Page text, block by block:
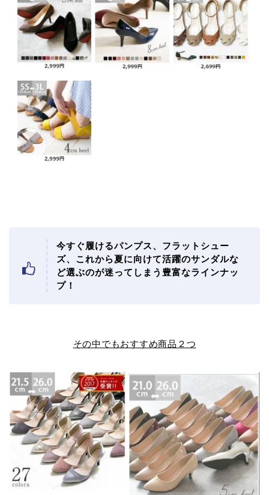
今すぐ履けるパンプス、フラットシュー
ズ、これから夏に向けて活躍のサンダルな
ど選ぶのが迷ってしまう豊富なラインナッ
プ！
その中でもおすすめ商品２つ